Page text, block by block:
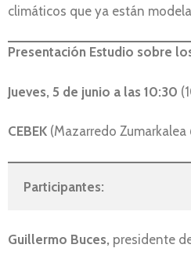
climáticos que ya están
Presentación Estudio sobre
Jueves, 5 de junio a las 10:30
CEBEK (Mazarredo
Participantes:
Guillermo Buces, presidente